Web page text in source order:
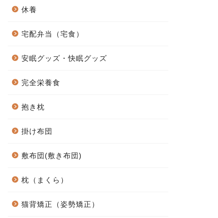
休養
宅配弁当（宅食）
安眠グッズ・快眠グッズ
完全栄養食
抱き枕
掛け布団
敷布団(敷き布団)
枕（まくら）
猫背矯正（姿勢矯正）